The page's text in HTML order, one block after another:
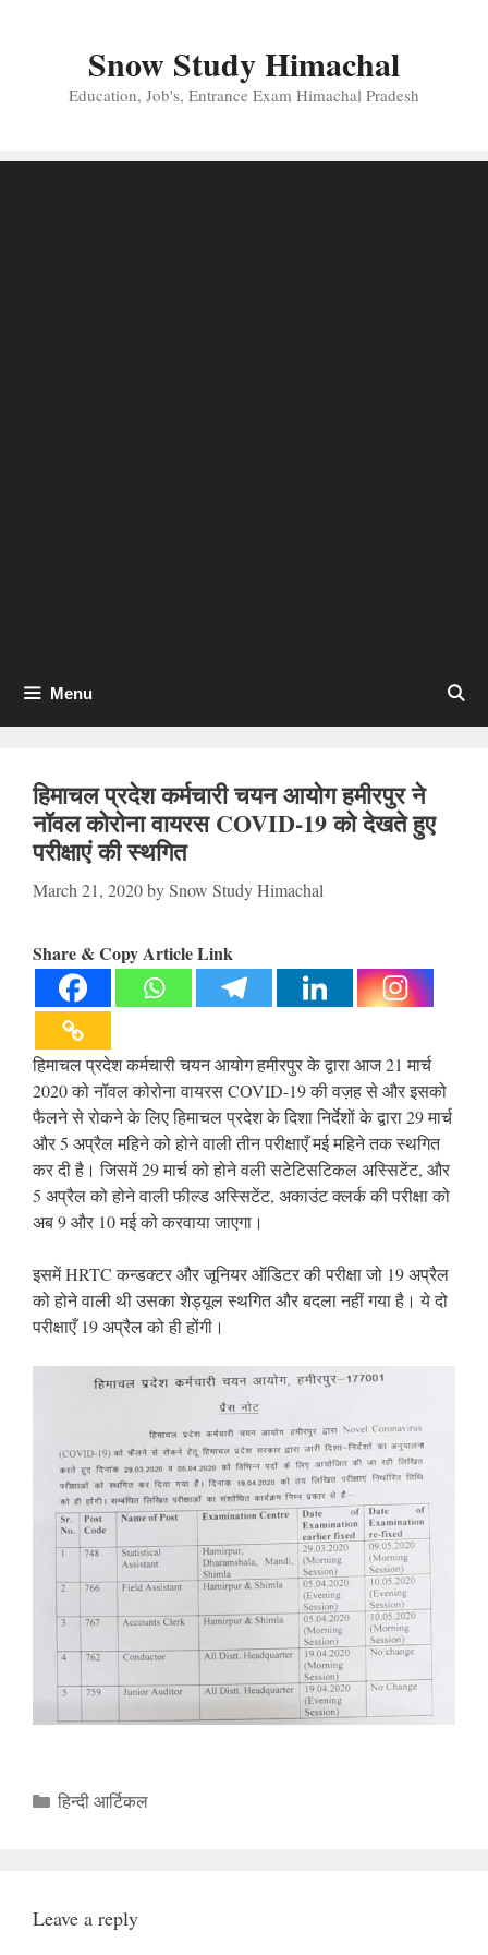
Snow Study Himachal
Education, Job's, Entrance Exam Himachal Pradesh
Menu
हिमाचल प्रदेश कर्मचारी चयन आयोग हमीरपुर ने
नॉवल कोरोना वायरस COVID-19 को देखते हुए
परीक्षाएं की स्थगित
March 21, 2020bySnow Study Himachal
Share & Copy Article Link
हिमाचल प्रदेश कर्मचारी चयन आयोग हमीरपुर के द्वारा आज 21 मार्च
2020 को नॉवल कोरोना वायरस COVID-19 की वज़ह से और इसको
फैलने से रोकने के लिए हिमाचल प्रदेश के दिशा निर्देशों के द्वारा 29 मार्च
और 5 अप्रैल महिने को होने वाली तीन परीक्षाएँ मई महिने तक स्थगित
कर दी है। जिसमें 29 मार्च को होने वली सटेटिसटिकल अस्सिटेंट, और
5 अप्रैल को होने वाली फील्ड अस्सिटेंट, अकाउंट क्लर्क की परीक्षा को
अब 9 और 10 मई को करवाया जाएगा।
इसमें HRTC कन्डक्टर और जूनियर ऑडिटर की परीक्षा जो 19 अप्रैल
को होने वाली थी उसका शेड्यूल स्थगित और बदला नहीं गया है। ये दो
परीक्षाएँ 19 अप्रैल को ही होंगी।
Categories
हिन्दी आर्टिकल
Leave a reply